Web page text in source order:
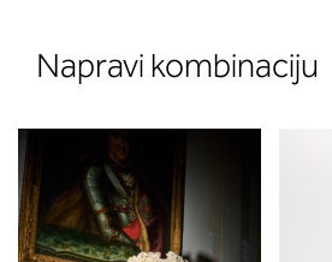
Napravi kombinaciju